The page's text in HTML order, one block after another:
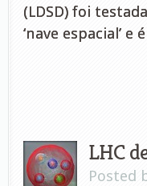
(LDSD) foi
‘nave espacial’ e
LHC
Posted